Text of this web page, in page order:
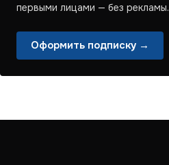
первыми лицами — без рекламы.
Оформить подписку →